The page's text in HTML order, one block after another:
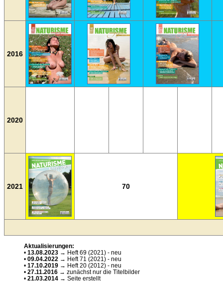
2016
2020
2021 70
Aktualisierungen:
• 13.08.2023 → Heft 69 (2021) - neu
• 09.04.2022 → Heft 71 (2021) - neu
• 17.10.2019 → Heft 20 (2012) - neu
• 27.11.2016 → zunächst nur die Titelbilder
• 21.03.2014 → Seite erstellt